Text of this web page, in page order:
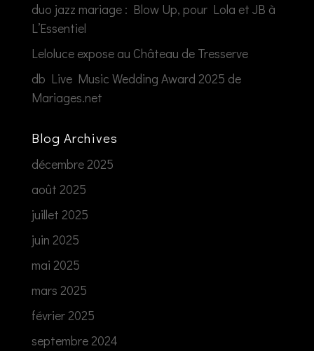
duo jazz mariage : Blow Up, pour Lola et JB à
L’Essentiel
Leloluce expose au Château de Tresserve
db Live Music Wedding Award 2025 de
Mariages.net
Blog Archives
décembre 2025
août 2025
juillet 2025
juin 2025
mai 2025
mars 2025
février 2025
septembre 2024